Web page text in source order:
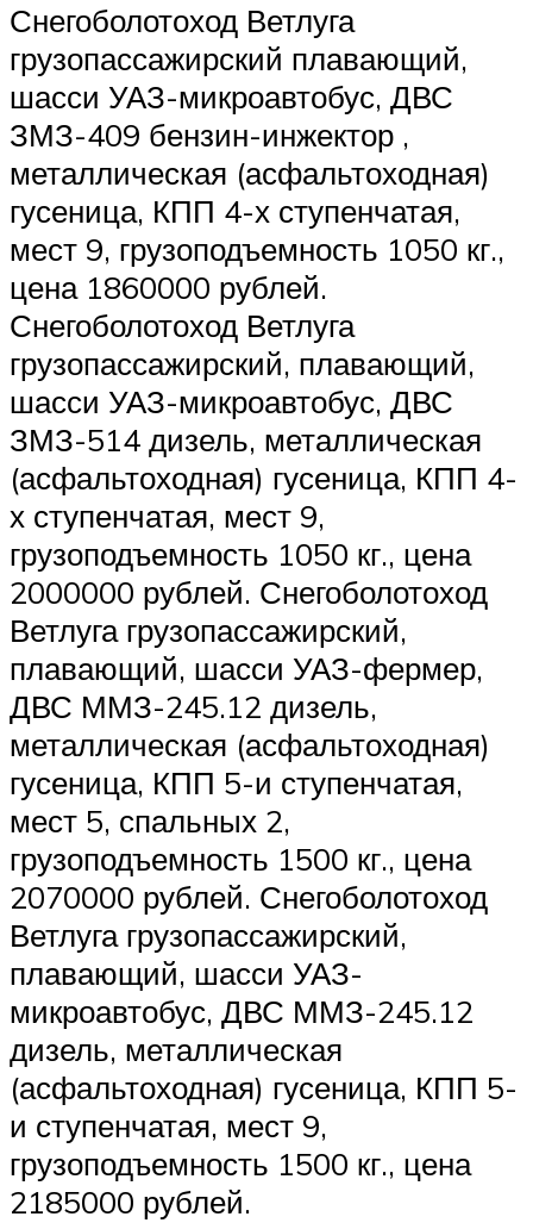
Снегоболотоход Ветлуга
грузопассажирский плавающий,
шасси УАЗ-микроавтобус, ДВС
ЗМЗ-409 бензин-инжектор ,
металлическая (асфальтоходная)
гусеница, КПП 4-х ступенчатая,
мест 9, грузоподъемность 1050 кг.,
цена 1860000 рублей.
Снегоболотоход Ветлуга
грузопассажирский, плавающий,
шасси УАЗ-микроавтобус, ДВС
ЗМЗ-514 дизель, металлическая
(асфальтоходная) гусеница, КПП 4-
х ступенчатая, мест 9,
грузоподъемность 1050 кг., цена
2000000 рублей. Снегоболотоход
Ветлуга грузопассажирский,
плавающий, шасси УАЗ-фермер,
ДВС ММЗ-245.12 дизель,
металлическая (асфальтоходная)
гусеница, КПП 5-и ступенчатая,
мест 5, спальных 2,
грузоподъемность 1500 кг., цена
2070000 рублей. Снегоболотоход
Ветлуга грузопассажирский,
плавающий, шасси УАЗ-
микроавтобус, ДВС ММЗ-245.12
дизель, металлическая
(асфальтоходная) гусеница, КПП 5-
и ступенчатая, мест 9,
грузоподъемность 1500 кг., цена
2185000 рублей.